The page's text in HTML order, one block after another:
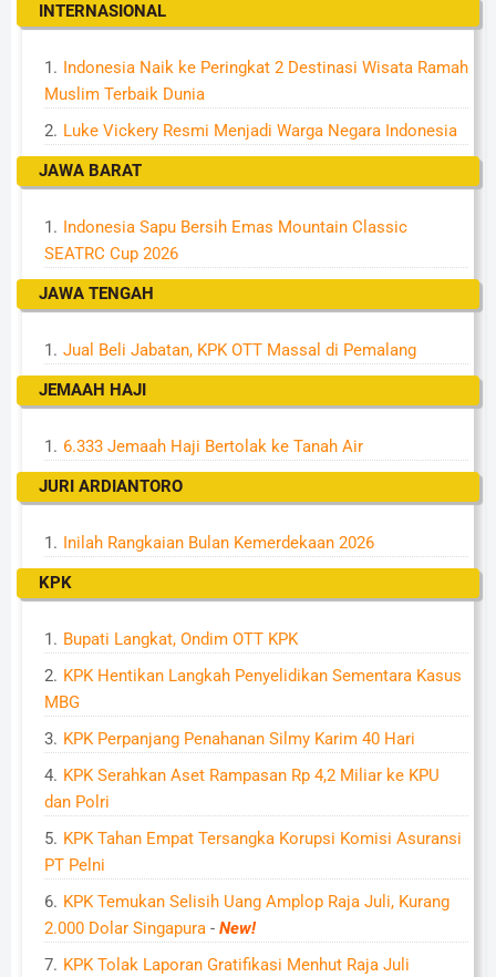
INTERNASIONAL
Indonesia Naik ke Peringkat 2 Destinasi Wisata Ramah
Muslim Terbaik Dunia
Luke Vickery Resmi Menjadi Warga Negara Indonesia
JAWA BARAT
Indonesia Sapu Bersih Emas Mountain Classic
SEATRC Cup 2026
JAWA TENGAH
Jual Beli Jabatan, KPK OTT Massal di Pemalang
JEMAAH HAJI
6.333 Jemaah Haji Bertolak ke Tanah Air
JURI ARDIANTORO
Inilah Rangkaian Bulan Kemerdekaan 2026
KPK
Bupati Langkat, Ondim OTT KPK
KPK Hentikan Langkah Penyelidikan Sementara Kasus
MBG
KPK Perpanjang Penahanan Silmy Karim 40 Hari
KPK Serahkan Aset Rampasan Rp 4,2 Miliar ke KPU
dan Polri
KPK Tahan Empat Tersangka Korupsi Komisi Asuransi
PT Pelni
KPK Temukan Selisih Uang Amplop Raja Juli, Kurang
2.000 Dolar Singapura - New!
KPK Tolak Laporan Gratifikasi Menhut Raja Juli